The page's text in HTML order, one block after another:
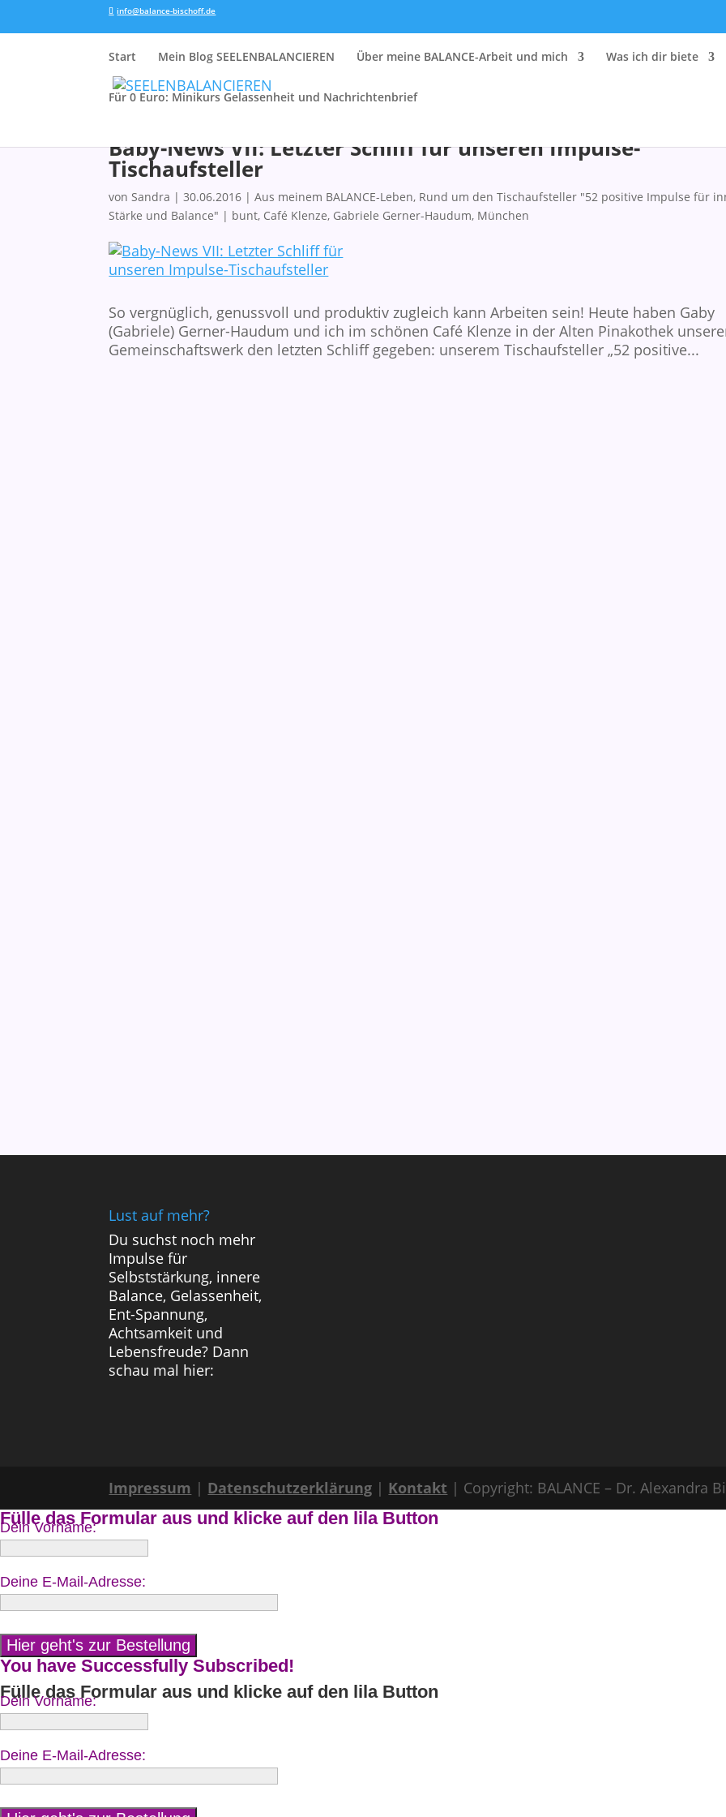
info@balance-bischoff.de
Start Mein Blog SEELENBALANCIEREN Über meine BALANCE-Arbeit und mich Was ich dir biete
Für 0 Euro: Minikurs Gelassenheit und Nachrichtenbrief
Baby-News VII: Letzter Schliff für unseren Impulse-
Tischaufsteller
vonSandra |30.06.2016 |Aus meinem BALANCE-Leben, Rund um den Tischaufsteller "52 positive Impulse für
Stärke und Balance" | bunt, Café Klenze, Gabriele Gerner-Haudum, München
So vergnüglich, genussvoll und produktiv zugleich kann Arbeiten sein! Heute haben Gaby
(Gabriele) Gerner-Haudum und ich im schönen Café Klenze in der Alten Pinakothek
Gemeinschaftswerk den letzten Schliff gegeben: unserem Tischaufsteller „52 positive...
Lust auf mehr?
Du suchst noch mehr
Impulse für
Selbststärkung, innere
Balance, Gelassenheit,
Ent-Spannung,
Achtsamkeit und
Lebensfreude? Dann
schau mal hier:
Impressum | Datenschutzerklärung | Kontakt | Copyright: BALANCE – Dr. Alexandra
Fülle das Formular aus und klicke auf den lila Button
Dein Vorname:
Deine E-Mail-Adresse:
You have Successfully Subscribed!
Fülle das Formular aus und klicke auf den lila Button
Dein Vorname:
Deine E-Mail-Adresse: